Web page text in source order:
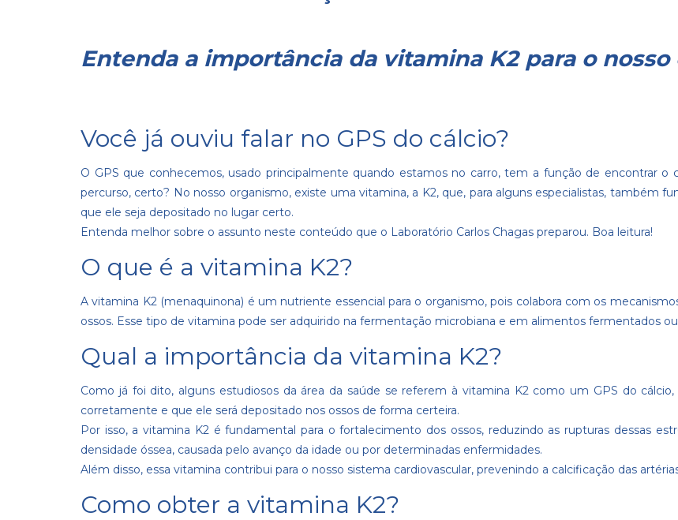
Entenda a importância da vitamina K2 para o
Você já ouviu falar no GPS do cálcio?
O GPS que conhecemos, usado principalmente quando estamos no carro, tem a função de encontrar
percurso, certo? No nosso organismo, existe uma vitamina, a K2, que, para alguns especialistas, também
que ele seja depositado no lugar certo.
Entenda melhor sobre o assunto neste conteúdo que o Laboratório Carlos Chagas preparou. Boa leitura!
O que é a vitamina K2?
A vitamina K2 (menaquinona) é um nutriente essencial para o organismo, pois colabora com os
ossos. Esse tipo de vitamina pode ser adquirido na fermentação microbiana e em alimentos fermentados
Qual a importância da vitamina K2?
Como já foi dito, alguns estudiosos da área da saúde se referem à vitamina K2 como um GPS do
corretamente e que ele será depositado nos ossos de forma certeira.
Por isso, a vitamina K2 é fundamental para o fortalecimento dos ossos, reduzindo as rupturas dessas
densidade óssea, causada pelo avanço da idade ou por determinadas enfermidades.
Além disso, essa vitamina contribui para o nosso sistema cardiovascular, prevenindo a calcificação das
Como obter a vitamina K2?